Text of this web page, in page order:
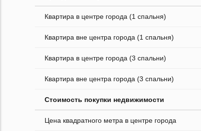
Квартира в центре города (1 спальня)
Квартира вне центра города (1 спальня)
Квартира в центре города (3 спальни)
Квартира вне центра города (3 спальни)
Стоимость покупки недвижимости
Цена квадратного метра в центре города